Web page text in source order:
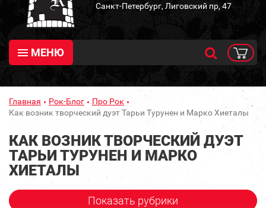
Санкт-Петербург, Лиговский пр, 47
МЕНЮ
Главная Рок-Блог
Про Рок
Как возник творческий дуэт Тарьи Турунен и Марко Хиеталы
КАК ВОЗНИК ТВОРЧЕСКИЙ ДУЭТ
ТАРЬИ ТУРУНЕН И МАРКО
ХИЕТАЛЫ
Показать рубрики